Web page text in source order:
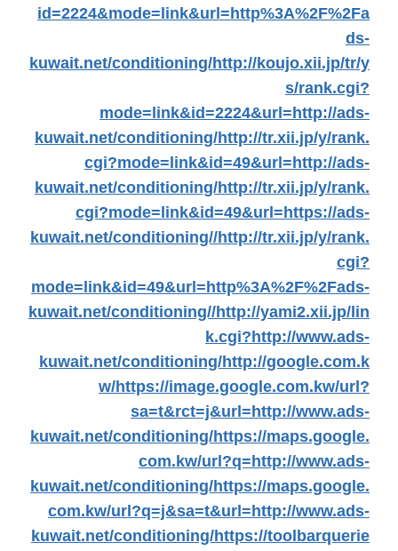
id=2224&mode=link&url=http%3A%2F%2Fa
ds-
kuwait.net/conditioning/http://koujo.xii.jp/tr/y
s/rank.cgi?
mode=link&id=2224&url=http://ads-
kuwait.net/conditioning/http://tr.xii.jp/y/rank.
cgi?mode=link&id=49&url=http://ads-
kuwait.net/conditioning/http://tr.xii.jp/y/rank.
cgi?mode=link&id=49&url=https://ads-
kuwait.net/conditioning//http://tr.xii.jp/y/rank.
cgi?
mode=link&id=49&url=http%3A%2F%2Fads-
kuwait.net/conditioning//http://yami2.xii.jp/lin
k.cgi?http://www.ads-
kuwait.net/conditioning/http://google.com.k
w/https://image.google.com.kw/url?
sa=t&rct=j&url=http://www.ads-
kuwait.net/conditioning/https://maps.google.
com.kw/url?q=http://www.ads-
kuwait.net/conditioning/https://maps.google.
com.kw/url?q=j&sa=t&url=http://www.ads-
kuwait.net/conditioning/https://toolbarquerie